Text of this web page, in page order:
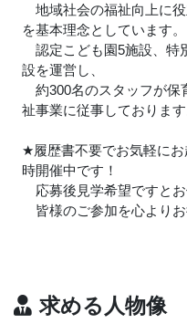
地域社会の福祉向上に役
を基本理念としています。
認定こども園5施設、特
設を運営し、
約300名のスタッフが保
祉事業に従事しております
★履歴書不要でお気軽に
時開催中です！
応募後見学希望ですとお
皆様のご参加を心よりお
求める人物像